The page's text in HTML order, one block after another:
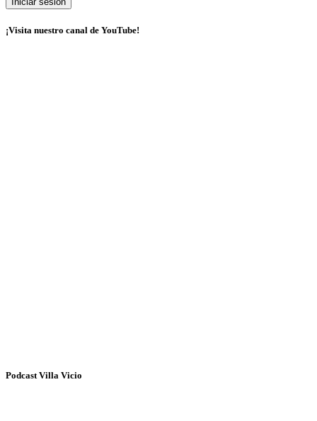
¡Visita nuestro canal de YouTube!
Podcast Villa Vicio